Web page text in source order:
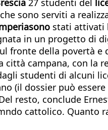
27 studenti del
sono serviti a
stati attivati
in un progetto di
fronte della povertà e
città campana, con la
studenti di alcuni
(il dossier può
resto, conclude
cattolico. Quanto